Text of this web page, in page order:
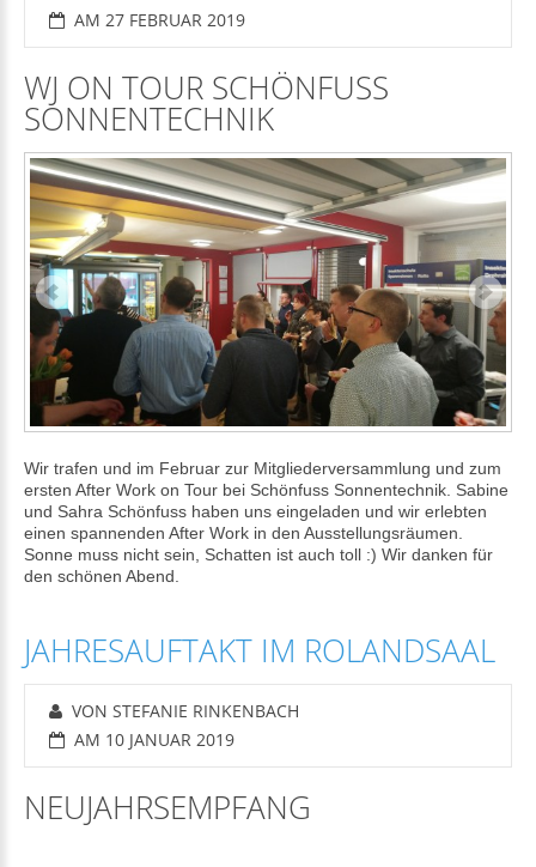
AM 27 FEBRUAR 2019
WJ ON TOUR SCHÖNFUSS
SONNENTECHNIK
Wir trafen und im Februar zur Mitgliederversammlung und zum
ersten After Work on Tour bei Schönfuss Sonnentechnik. Sabine
und Sahra Schönfuss haben uns eingeladen und wir erlebten
einen spannenden After Work in den Ausstellungsräumen.
Sonne muss nicht sein, Schatten ist auch toll :) Wir danken für
den schönen Abend.
JAHRESAUFTAKT IM ROLANDSAAL
VON STEFANIE RINKENBACH
AM 10 JANUAR 2019
NEUJAHRSEMPFANG